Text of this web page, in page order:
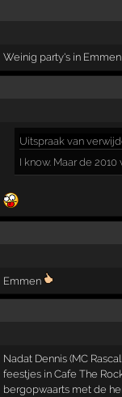
Weinig party's in Emmen
Uitspraak van
I know. Maar de 2010
Emmen
Nadat Dennis (MC
feestjes in Cafe The
bergopwaarts met de